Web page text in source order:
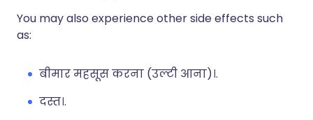
You may also experience other side effects such
as:
बीमार महसूस करना (उल्टी आना)।.
दस्त।.